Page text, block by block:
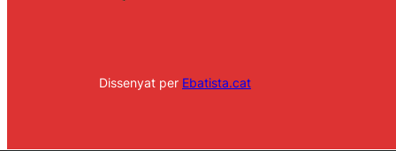
Dissenyat per Ebatista.cat